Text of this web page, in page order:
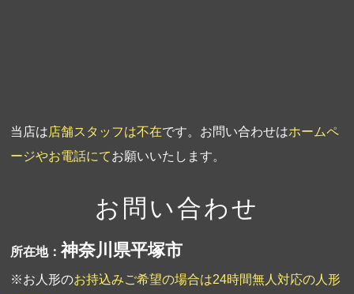
当店は店舗スタッフは不在です。お問い合わせはホームペ
ージやお電話にてお願いいたします。
お問い合わせ
所在地：神奈川県平塚市
※お人形のお持込みご希望の場合は24時間無人対応の人形